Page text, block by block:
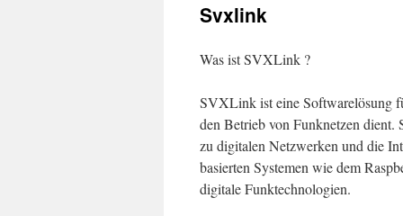
Svxlink
Was ist SVXLink ?
SVXLink ist eine Softwarelösung
den Betrieb von Funknetzen dient.
zu digitalen Netzwerken und die
basierten Systemen wie dem
digitale Funktechnologien.